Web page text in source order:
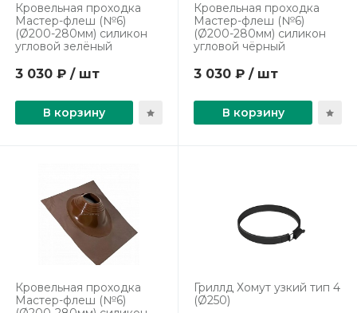
Кровельная проходка
Мастер-флеш (№6)
(Ø200-280мм) силикон
угловой зелёный
3 030 ₽ / шт
В корзину
Кровельная проходка
Мастер-флеш (№6)
(Ø200-280мм) силикон
угловой чёрный
3 030 ₽ / шт
В корзину
Кровельная проходка
Мастер-флеш (№6)
Гриллд Хомут узкий тип 4
(Ø250)